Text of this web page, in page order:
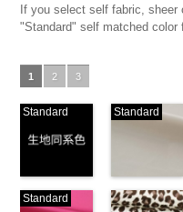
If you select self fabric, sheer
"Standard" self matched color
1 2 3
(-/TK)
Standard
(221/OT)
Standard
Standard